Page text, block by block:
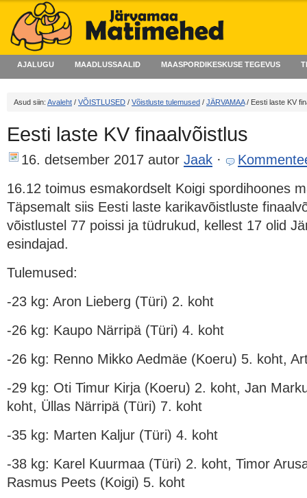
AJALUGU MAADLUSSAALID MAASPORDIKESKUSE TEGEVUS
Asud siin: Avaleht / VÕISTLUSED / Võistluste tulemused / JÄRVAMAA/ Eesti laste KV
Eesti laste KV finaalvõistlus
16. detsember 2017 autor Jaak ·
16.12 toimus esmakordselt Koigi spordihoones
Täpsemalt siis Eesti laste karikavõistluste
võistlustel 77 poissi ja tüdrukud, kellest 17 olid
esindajad.
Tulemused:
-23 kg: Aron Lieberg (Türi) 2. koht
-26 kg: Kaupo Närripä (Türi) 4. koht
-26 kg: Renno Mikko Aedmäe (Koeru) 5. koht,
-29 kg: Oti Timur Kirja (Koeru) 2. koht, Jan
koht, Üllas Närripä (Türi) 7. koht
-35 kg: Marten Kaljur (Türi) 4. koht
-38 kg: Karel Kuurmaa (Türi) 2. koht, Timor
Rasmus Peets (Koigi) 5. koht